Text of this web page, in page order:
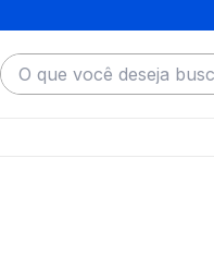
O que você deseja buscar?